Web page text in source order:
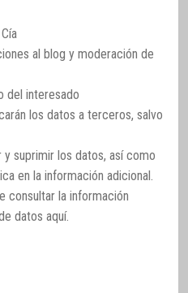
al blog y moderación de
del interesado
los datos a terceros, salvo
suprimir los datos, así como
en la información adicional.
consultar la información
datos aquí.